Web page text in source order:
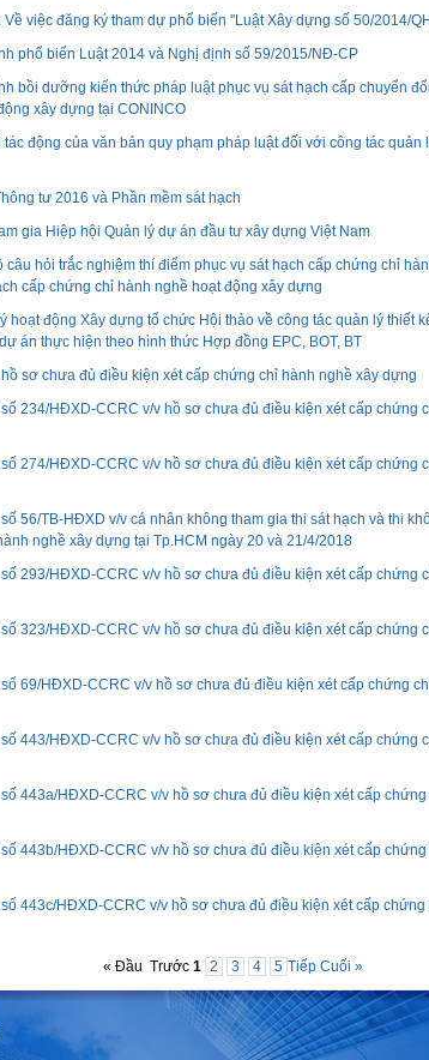
Về việc đăng ký tham dự phổ biến ''Luật Xây dựng số 50/2014/
phổ biến Luật 2014 và Nghị định số 59/2015/NĐ-CP
bồi dưỡng kiến thức pháp luật phục vụ sát hạch cấp chuyển
xây dựng tại CONINCO
tác động của văn bản quy phạm pháp luật đối với công tác quản
tư 2016 và Phần mềm sát hạch
gia Hiệp hội Quản lý dự án đầu tư xây dựng Việt Nam
câu hỏi trắc nghiệm thí điểm phục vụ sát hạch cấp chứng chỉ
cấp chứng chỉ hành nghề hoạt động xây dựng
hoạt động Xây dựng tổ chức Hội thảo về công tác quản lý thiết
án thực hiện theo hình thức Hợp đồng EPC, BOT, BT
sơ chưa đủ điều kiện xét cấp chứng chỉ hành nghề xây dựng
234/HĐXD-CCRC v/v hồ sơ chưa đủ điều kiện xét cấp chứng
274/HĐXD-CCRC v/v hồ sơ chưa đủ điều kiện xét cấp chứng
56/TB-HĐXD v/v cá nhân không tham gia thi sát hạch và thi
nghề xây dựng tại Tp.HCM ngày 20 và 21/4/2018
293/HĐXD-CCRC v/v hồ sơ chưa đủ điều kiện xét cấp chứng
323/HĐXD-CCRC v/v hồ sơ chưa đủ điều kiện xét cấp chứng
69/HĐXD-CCRC v/v hồ sơ chưa đủ điều kiện xét cấp chứng
443/HĐXD-CCRC v/v hồ sơ chưa đủ điều kiện xét cấp chứng
443a/HĐXD-CCRC v/v hồ sơ chưa đủ điều kiện xét cấp
443b/HĐXD-CCRC v/v hồ sơ chưa đủ điều kiện xét cấp
443c/HĐXD-CCRC v/v hồ sơ chưa đủ điều kiện xét cấp
« Đầu Trước 1 2 3 4 5 Tiếp Cuối »